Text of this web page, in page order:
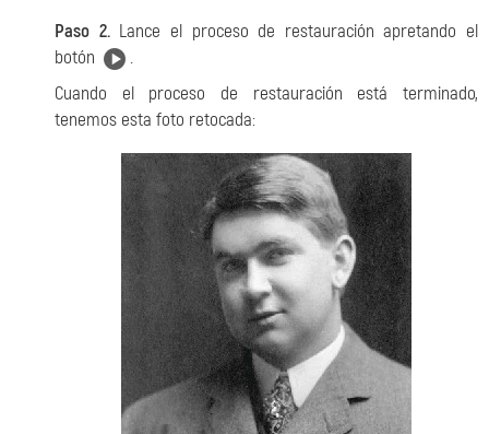
Paso 2.Lance el proceso de restauración apretando el
botón
.
Cuando el proceso de restauración está terminado,
tenemos esta foto retocada: